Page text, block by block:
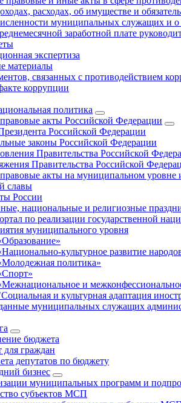
расходах, об имуществе и
муниципальных служащих и о
заработной плате
экспертиза
материалы
связанных с противодействием
коррупции
политика
акты Российской Федерации
Российской Федерации
законы Российской Федерации
Правительства Российской
Правительства Российской
акты на муниципальном уровне
славы
России
национальные и религиозные
по реализации государственной
муниципального уровня
культурное развитие
политика»
и
и культурная адаптация
муниципальных служащих
бюджета
граждан
депутатов по бюджету
бизнес
муниципальных программ и
субъектов МСП